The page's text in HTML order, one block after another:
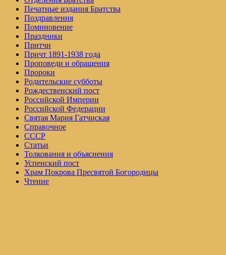
Печатные издания Братства
Поздравления
Поминовение
Праздники
Притчи
Причт 1891-1938 года
Проповеди и обращения
Пророки
Родительские субботы
Рождественский пост
Российской Империи
Российской Федерации
Святая Мария Гатчиская
Справочное
СССР
Статьи
Толкования и объяснения
Успенский пост
Храм Покрова Пресвятой Богородицы
Чтение